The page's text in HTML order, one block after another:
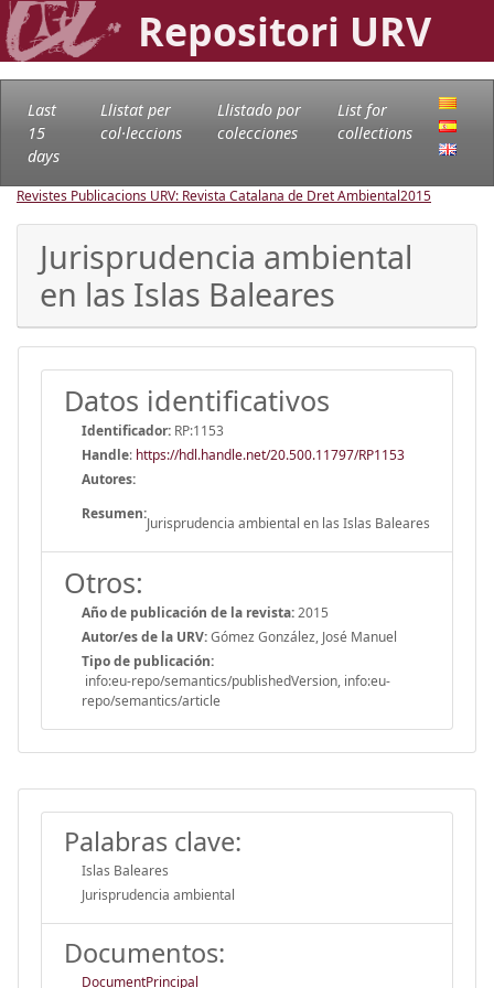
Repositori URV
Last
15
days
Llistat per
col·leccions
Llistado por
colecciones
List for
collections
Revistes Publicacions URV: Revista Catalana de Dret Ambiental2015
Jurisprudencia ambiental
en las Islas Baleares
Datos identificativos
Identificador: RP:1153
Handle: https://hdl.handle.net/20.500.11797/RP1153
Autores:
Resumen:
Jurisprudencia ambiental en las Islas Baleares
Otros:
Año de publicación de la revista:2015
Autor/es de la URV:Gómez González, José Manuel
Tipo de publicación:
info:eu-repo/semantics/publishedVersion, info:eu-
repo/semantics/article
Palabras clave:
Islas Baleares
Jurisprudencia ambiental
Documentos:
DocumentPrincipal